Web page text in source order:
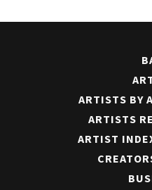
ARTISTS BY
ARTISTS
ARTIST